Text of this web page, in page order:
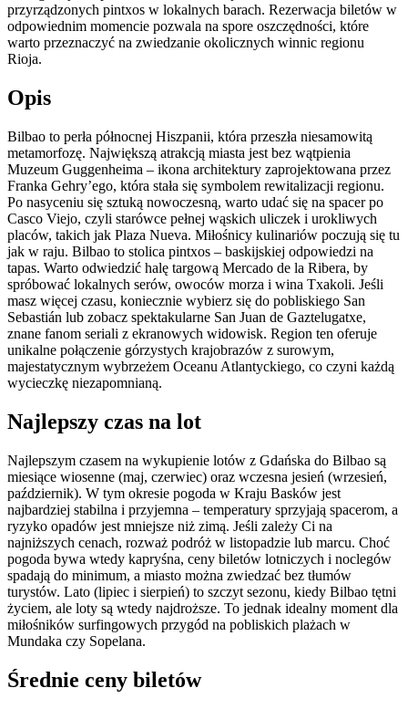
przyrządzonych pintxos w lokalnych barach. Rezerwacja biletów w
odpowiednim momencie pozwala na spore oszczędności, które
warto przeznaczyć na zwiedzanie okolicznych winnic regionu
Rioja.
Opis
Bilbao to perła północnej Hiszpanii, która przeszła niesamowitą
metamorfozę. Największą atrakcją miasta jest bez wątpienia
Muzeum Guggenheima – ikona architektury zaprojektowana przez
Franka Gehry’ego, która stała się symbolem rewitalizacji regionu.
Po nasyceniu się sztuką nowoczesną, warto udać się na spacer po
Casco Viejo, czyli starówce pełnej wąskich uliczek i urokliwych
placów, takich jak Plaza Nueva. Miłośnicy kulinariów poczują się tu
jak w raju. Bilbao to stolica pintxos – baskijskiej odpowiedzi na
tapas. Warto odwiedzić halę targową Mercado de la Ribera, by
spróbować lokalnych serów, owoców morza i wina Txakoli. Jeśli
masz więcej czasu, koniecznie wybierz się do pobliskiego San
Sebastián lub zobacz spektakularne San Juan de Gaztelugatxe,
znane fanom seriali z ekranowych widowisk. Region ten oferuje
unikalne połączenie górzystych krajobrazów z surowym,
majestatycznym wybrzeżem Oceanu Atlantyckiego, co czyni każdą
wycieczkę niezapomnianą.
Najlepszy czas na lot
Najlepszym czasem na wykupienie lotów z Gdańska do Bilbao są
miesiące wiosenne (maj, czerwiec) oraz wczesna jesień (wrzesień,
październik). W tym okresie pogoda w Kraju Basków jest
najbardziej stabilna i przyjemna – temperatury sprzyjają spacerom, a
ryzyko opadów jest mniejsze niż zimą. Jeśli zależy Ci na
najniższych cenach, rozważ podróż w listopadzie lub marcu. Choć
pogoda bywa wtedy kapryśna, ceny biletów lotniczych i noclegów
spadają do minimum, a miasto można zwiedzać bez tłumów
turystów. Lato (lipiec i sierpień) to szczyt sezonu, kiedy Bilbao tętni
życiem, ale loty są wtedy najdroższe. To jednak idealny moment dla
miłośników surfingowych przygód na pobliskich plażach w
Mundaka czy Sopelana.
Średnie ceny biletów